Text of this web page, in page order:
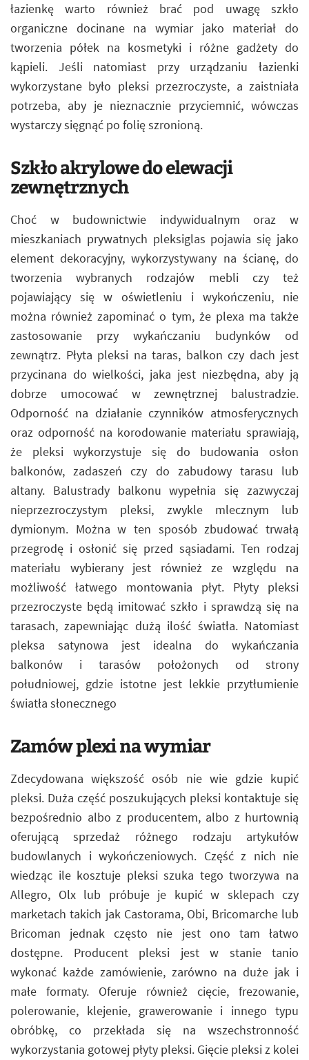
łazienkę warto również brać pod uwagę szkło
organiczne docinane na wymiar jako materiał do
tworzenia półek na kosmetyki i różne gadżety do
kąpieli. Jeśli natomiast przy urządzaniu łazienki
wykorzystane było pleksi przezroczyste, a zaistniała
potrzeba, aby je nieznacznie przyciemnić, wówczas
wystarczy sięgnąć po folię szronioną.
Szkło akrylowe do elewacji
zewnętrznych
Choć w budownictwie indywidualnym oraz w
mieszkaniach prywatnych pleksiglas pojawia się jako
element dekoracyjny, wykorzystywany na ścianę, do
tworzenia wybranych rodzajów mebli czy też
pojawiający się w oświetleniu i wykończeniu, nie
można również zapominać o tym, że plexa ma także
zastosowanie przy wykańczaniu budynków od
zewnątrz. Płyta pleksi na taras, balkon czy dach jest
przycinana do wielkości, jaka jest niezbędna, aby ją
dobrze umocować w zewnętrznej balustradzie.
Odporność na działanie czynników atmosferycznych
oraz odporność na korodowanie materiału sprawiają,
że pleksi wykorzystuje się do budowania osłon
balkonów, zadaszeń czy do zabudowy tarasu lub
altany. Balustrady balkonu wypełnia się zazwyczaj
nieprzezroczystym pleksi, zwykle mlecznym lub
dymionym. Można w ten sposób zbudować trwałą
przegrodę i osłonić się przed sąsiadami. Ten rodzaj
materiału wybierany jest również ze względu na
możliwość łatwego montowania płyt. Płyty pleksi
przezroczyste będą imitować szkło i sprawdzą się na
tarasach, zapewniając dużą ilość światła. Natomiast
pleksa satynowa jest idealna do wykańczania
balkonów i tarasów położonych od strony
południowej, gdzie istotne jest lekkie przytłumienie
światła słonecznego
Zamów plexi na wymiar
Zdecydowana większość osób nie wie gdzie kupić
pleksi. Duża część poszukujących pleksi kontaktuje się
bezpośrednio albo z producentem, albo z hurtownią
oferującą sprzedaż różnego rodzaju artykułów
budowlanych i wykończeniowych. Część z nich nie
wiedząc ile kosztuje pleksi szuka tego tworzywa na
Allegro, Olx lub próbuje je kupić w sklepach czy
marketach takich jak Castorama, Obi, Bricomarche lub
Bricoman jednak często nie jest ono tam łatwo
dostępne. Producent pleksi jest w stanie tanio
wykonać każde zamówienie, zarówno na duże jak i
małe formaty. Oferuje również cięcie, frezowanie,
polerowanie, klejenie, grawerowanie i innego typu
obróbkę, co przekłada się na wszechstronność
wykorzystania gotowej płyty pleksi. Gięcie pleksi z kolei